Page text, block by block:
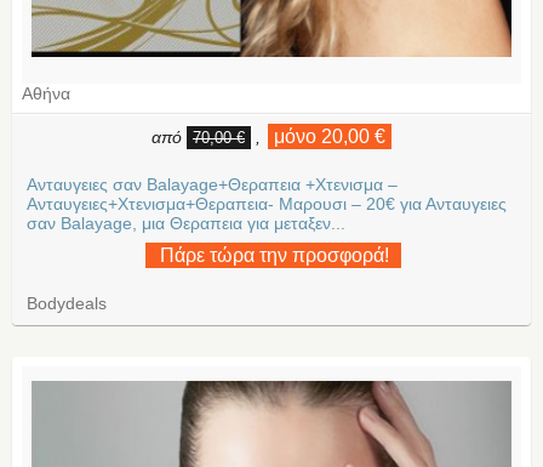
Αθήνα
από 70,00 € μόνο 20,00 €
Ανταυγειες σαν Balayage+Θεραπεια +Χτενισμα –
Ανταυγειες+Χτενισμα+Θεραπεια- Μαρουσι – 20€ για Ανταυγειες
σαν Balayage, μια Θεραπεια για μεταξεν...
Πάρε τώρα την προσφορά!
Bodydeals